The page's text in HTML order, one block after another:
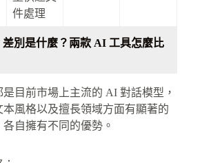
件處理
差別是什麼？兩款 AI 工具怎麼比
是目前市場上主流的 AI 對話模型，
風格以及擅長領域方面有顯著的
自擁有不同的優勢。